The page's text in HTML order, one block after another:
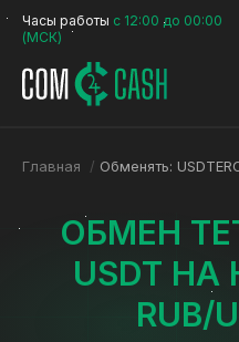
Часы работы с 12:00 до 00:00
(МСК)
Главная / Обменять:
ОБМЕН
USDT
RUB/